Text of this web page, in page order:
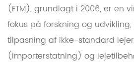
(FTM), grundlagt i 2006, er en
fokus på forskning og
tilpasning af ikke-standard
(importerstatning) og